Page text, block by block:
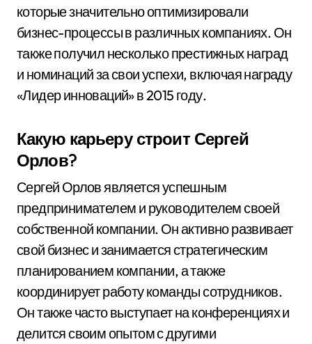
которые значительно оптимизировали
бизнес-процессы в различных компаниях. Он
также получил несколько престижных наград
и номинаций за свои успехи, включая награду
«Лидер инноваций» в 2015 году.
Какую карьеру строит Сергей
Орлов?
Сергей Орлов является успешным
предпринимателем и руководителем своей
собственной компании. Он активно развивает
свой бизнес и занимается стратегическим
планированием компании, а также
координирует работу команды сотрудников.
Он также часто выступает на конференциях и
делится своим опытом с другими